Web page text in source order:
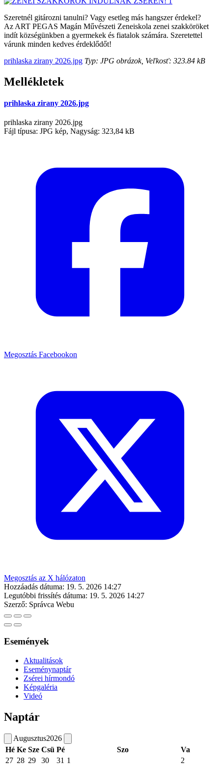
Szeretnél gitározni tanulni? Vagy esetleg más hangszer érdekel?
Az ART PEGAS Magán Művészeti Zeneiskola zenei szakköröket
indít községünkben a gyermekek és fiatalok számára. Szeretettel
várunk minden kedves érdeklődőt!
prihlaska zirany 2026.jpg Typ: JPG obrázok, Veľkosť: 323.84 kB
Mellékletek
prihlaska zirany 2026.jpg
prihlaska zirany 2026.jpg
Fájl típusa: JPG kép, Nagyság: 323,84 kB
Megosztás Facebookon
Megosztás az X hálózaton
Hozzáadás dátuma: 19. 5. 2026 14:27
Legutóbbi frissítés dátuma: 19. 5. 2026 14:27
Szerző: Správca Webu
Események
Aktualitások
Eseménynaptár
Zsérei hírmondó
Képgaléria
Videó
Naptár
Augusztus2026
Hé Ke Sze Csü Pé Szo
Va
27 28 29 30 31 1 2